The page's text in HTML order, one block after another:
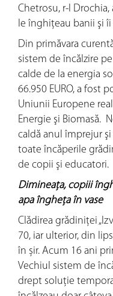
Chetrosu, r-l
le înghiţeau banii şi
Din primăvara
sistem de încălzire
calde de la energia
66.950 EURO, a fost
Uniunii Europene
Energie şi Biomasă.
caldă anul împrejur
toate încăperile
de copii şi educatori.
Dimineața, copiii
apa îngheţa în vase
Clădirea grădiniței
70, iar ulterior, din
în șir. Acum 16 ani
Vechiul sistem de
drept soluție